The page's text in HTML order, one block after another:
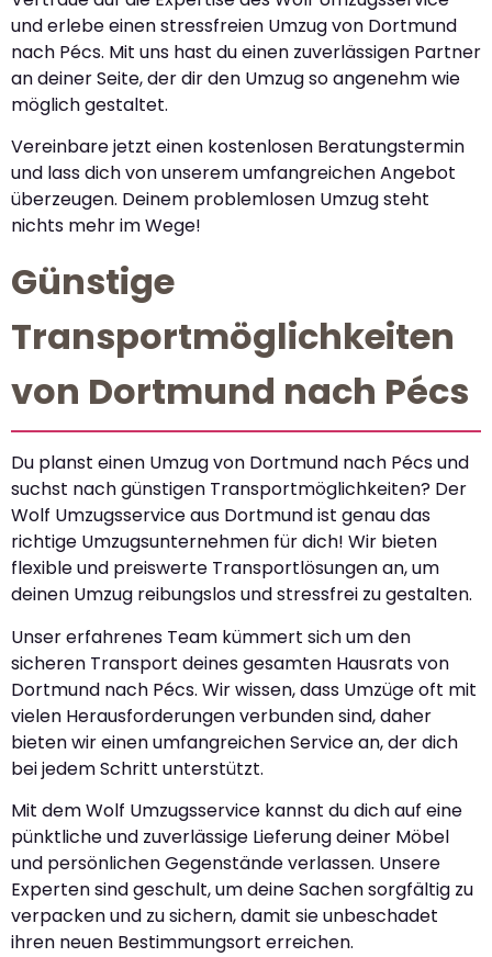
und erlebe einen stressfreien Umzug von Dortmund
nach Pécs. Mit uns hast du einen zuverlässigen Partner
an deiner Seite, der dir den Umzug so angenehm wie
möglich gestaltet.
Vereinbare jetzt einen kostenlosen Beratungstermin
und lass dich von unserem umfangreichen Angebot
überzeugen. Deinem problemlosen Umzug steht
nichts mehr im Wege!
Günstige
Transportmöglichkeiten
von Dortmund nach Pécs
Du planst einen Umzug von Dortmund nach Pécs und
suchst nach günstigen Transportmöglichkeiten? Der
Wolf Umzugsservice aus Dortmund ist genau das
richtige Umzugsunternehmen für dich! Wir bieten
flexible und preiswerte Transportlösungen an, um
deinen Umzug reibungslos und stressfrei zu gestalten.
Unser erfahrenes Team kümmert sich um den
sicheren Transport deines gesamten Hausrats von
Dortmund nach Pécs. Wir wissen, dass Umzüge oft mit
vielen Herausforderungen verbunden sind, daher
bieten wir einen umfangreichen Service an, der dich
bei jedem Schritt unterstützt.
Mit dem Wolf Umzugsservice kannst du dich auf eine
pünktliche und zuverlässige Lieferung deiner Möbel
und persönlichen Gegenstände verlassen. Unsere
Experten sind geschult, um deine Sachen sorgfältig zu
verpacken und zu sichern, damit sie unbeschadet
ihren neuen Bestimmungsort erreichen.